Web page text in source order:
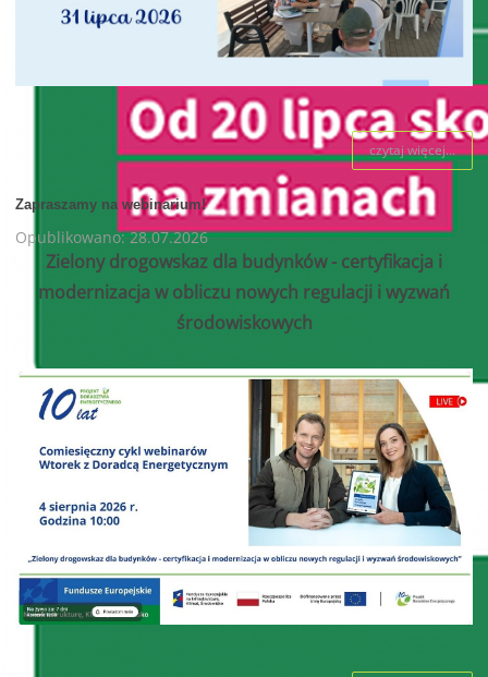
czytaj więcej...
Zapraszamy na webinarium!
Opublikowano: 28.07.2026
Zielony drogowskaz dla budynków - certyfikacja i
modernizacja w obliczu nowych regulacji i wyzwań
środowiskowych